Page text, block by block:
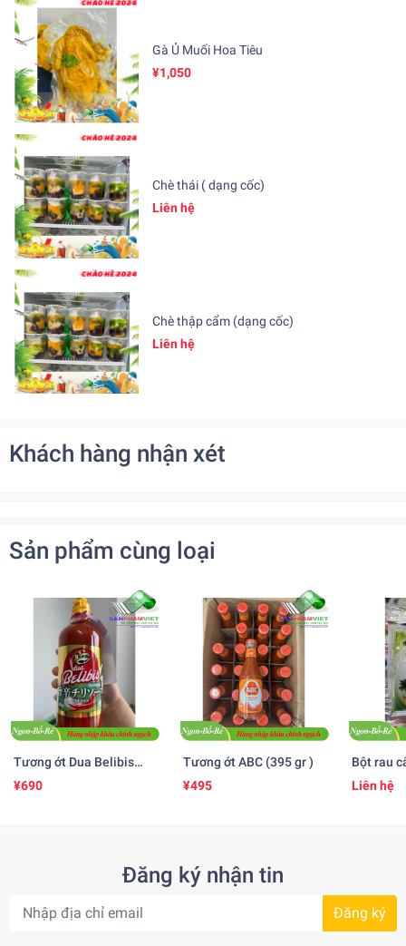
Gà Ủ Muối Hoa Tiêu
¥1,050
Chè thái ( dạng cốc)
Liên hệ
Chè thập cẩm (dạng cốc)
Liên hệ
Khách hàng nhận xét
Sản phẩm cùng loại
Tương ớt Dua Belibis
(535 ml)
¥690
Tương ớt ABC (395 gr )
¥495
Bột rau
25gr )
Liên hệ
Đăng ký nhận tin
Đăng ký